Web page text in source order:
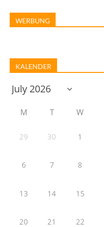
WERBUNG
KALENDER
M T W
29 30 1
6 7 8
13 14 15
20 21 22